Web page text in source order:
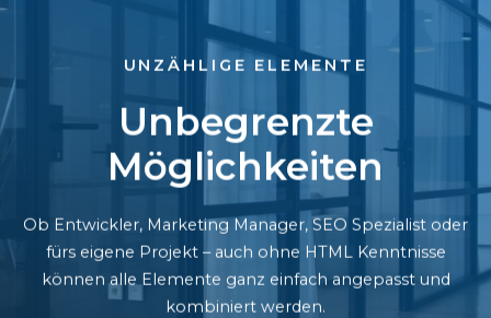
UNZÄHLIGE ELEMENTE
Unbegrenzte
Möglichkeiten
Ob Entwickler, Marketing Manager, SEO Spezialist oder
fürs eigene Projekt – auch ohne HTML Kenntnisse
können alle Elemente ganz einfach angepasst und
kombiniert werden.